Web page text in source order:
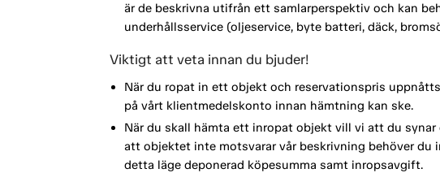
är de beskrivna utifrån ett samlarperspektiv och kan
underhållsservice (oljeservice, byte batteri, däck,
Viktigt att veta innan du bjuder!
När du ropat in ett objekt och reservationspris
på vårt klientmedelskonto innan hämtning kan ske.
När du skall hämta ett inropat objekt vill vi att du
att objektet inte motsvarar vår beskrivning behöver
detta läge deponerad köpesumma samt inropsavgift.